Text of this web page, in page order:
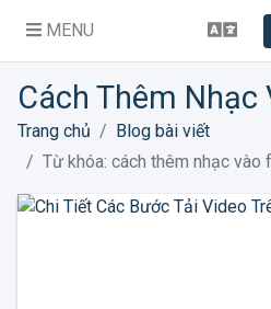
MENU
Cách Thêm Nhạc
Trang chủ
Blog bài viết
Từ khóa: cách thêm nhạc vào